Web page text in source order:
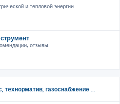
и тепловой энергии
отзывы.
тeхнорматив, газоснабжение ...